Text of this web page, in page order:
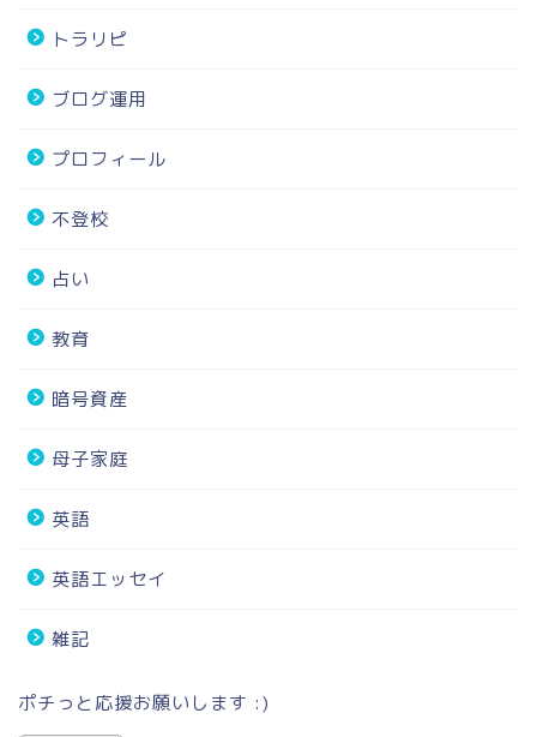
トラリピ
ブログ運用
プロフィール
不登校
占い
教育
暗号資産
母子家庭
英語
英語エッセイ
雑記
ポチっと応援お願いします :)